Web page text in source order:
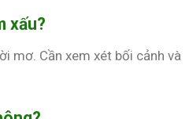
xấu?
mơ. Cần xem xét bối cảnh và